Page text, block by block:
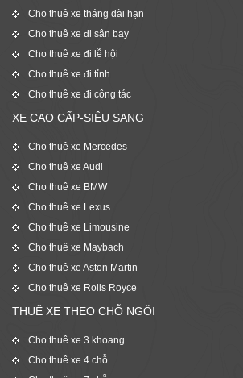
Cho thuê xe tháng dài hạn
Cho thuê xe đi sân bay
Cho thuê xe đi lễ hội
Cho thuê xe đi tỉnh
Cho thuê xe đi công tác
XE CAO CẤP-SIÊU SANG
Cho thuê xe Mercedes
Cho thuê xe Audi
Cho thuê xe BMW
Cho thuê xe Lexus
Cho thuê xe Limousine
Cho thuê xe Maybach
Cho thuê xe Aston Martin
Cho thuê xe Rolls Royce
THUÊ XE THEO CHỖ NGỒI
Cho thuê xe 3 khoang
Cho thuê xe 4 chỗ